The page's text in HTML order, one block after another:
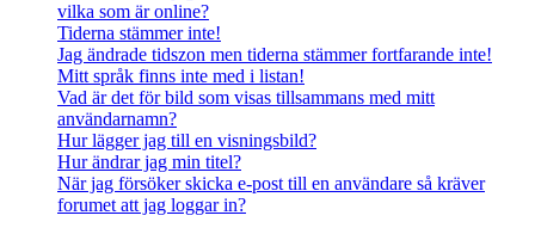
vilka som är online?
Tiderna stämmer inte!
Jag ändrade tidszon men tiderna stämmer fortfarande inte!
Mitt språk finns inte med i listan!
Vad är det för bild som visas tillsammans med mitt
användarnamn?
Hur lägger jag till en visningsbild?
Hur ändrar jag min titel?
När jag försöker skicka e-post till en användare så kräver
forumet att jag loggar in?